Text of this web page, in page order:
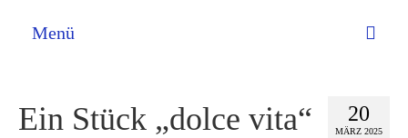
Menü
20
MÄRZ 2025
Ein Stück „dolce vita“